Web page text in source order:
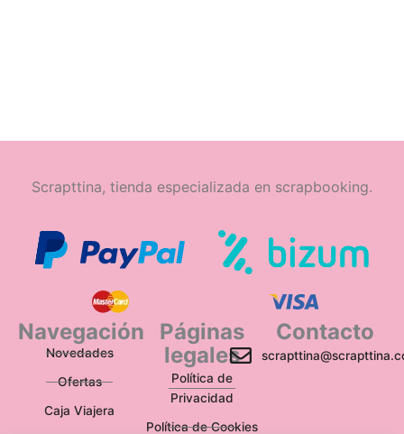
Scrapttina, tienda especializada en scrapbooking.
Navegación
Novedades
Ofertas
Caja Viajera
Páginas
legales
Política de
Privacidad
Política de Cookies
Contacto